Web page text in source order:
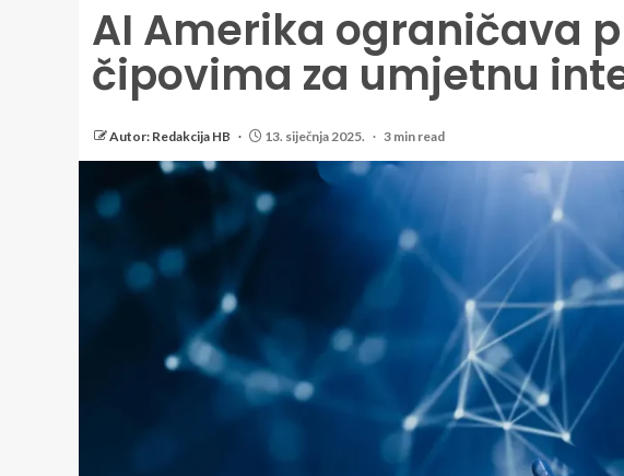
AI Amerika ograničava
čipovima za umjetnu
Autor: Redakcija HB 13. siječnja 2025. 3 min read